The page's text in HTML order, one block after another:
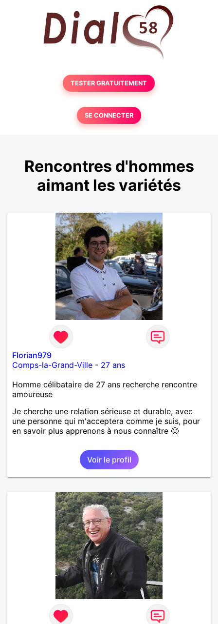
TESTER GRATUITEMENT
SE CONNECTER
Rencontres d'hommes
aimant les variétés
Florian979
Comps-la-Grand-Ville - 27 ans
Homme célibataire de 27 ans recherche rencontre
amoureuse
Je cherche une relation sérieuse et durable, avec
une personne qui m'acceptera comme je suis, pour
en savoir plus apprenons à nous connaître 🙂
Voir le profil